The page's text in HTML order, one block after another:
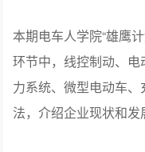
本期电车人学院“雄鹰
环节中，线控制动、
力系统、微型电动车
法，介绍企业现状和发